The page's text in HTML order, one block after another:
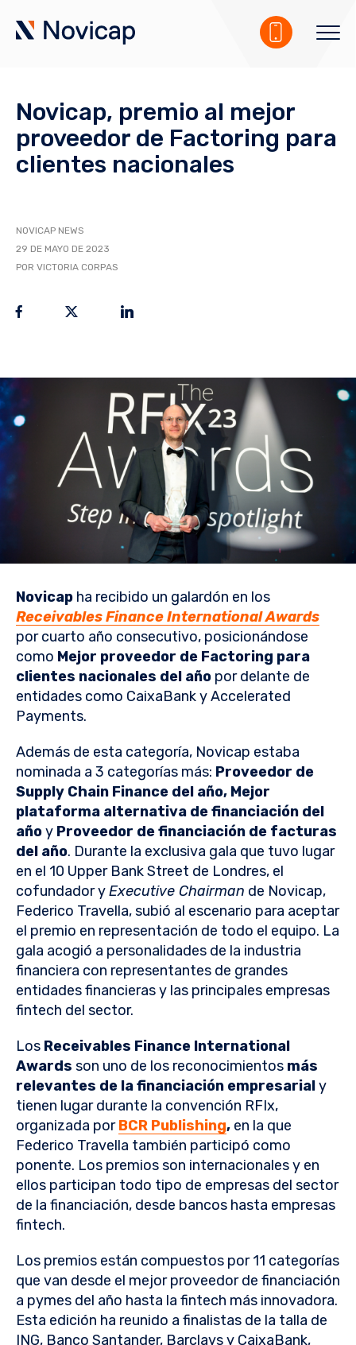
Novicap, premio al mejor
proveedor de Factoring para
clientes nacionales
NOVICAP NEWS
29 DE MAYO DE 2023
POR VICTORIA CORPAS
Novicap ha recibido un galardón en los
Receivables Finance International Awards
por cuarto año consecutivo, posicionándose
como Mejor proveedor de Factoring para
clientes nacionales del año por delante de
entidades como CaixaBank y Accelerated
Payments.
Además de esta categoría, Novicap estaba
nominada a 3 categorías más: Proveedor de
Supply Chain Finance del año, Mejor
plataforma alternativa de financiación del
añoy Proveedor de financiación de facturas
del año. Durante la exclusiva gala que tuvo lugar
en el 10 Upper Bank Street de Londres, el
cofundador yExecutive Chairman de Novicap,
Federico Travella, subió al escenario para aceptar
el premio en representación de todo el equipo. La
gala acogió a personalidades de la industria
financiera con representantes de grandes
entidades financieras y las principales empresas
fintech del sector.
Los Receivables Finance International
Awards son uno de los reconocimientos más
relevantes de la financiación empresarialy
tienen lugar durante la convención RFIx,
organizada porBCR Publishing, en la que
Federico Travella también participó como
ponente. Los premios son internacionales y en
ellos participan todo tipo de empresas del sector
de la financiación, desde bancos hasta empresas
fintech.
Los premios están compuestos por 11 categorías
que van desde el mejor proveedor de financiación
a pymes del año hasta la fintech más innovadora.
Esta edición ha reunido a finalistas de la talla de
ING, Banco Santander, Barclays y CaixaBank,